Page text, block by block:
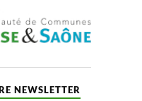
NEWSLETTER